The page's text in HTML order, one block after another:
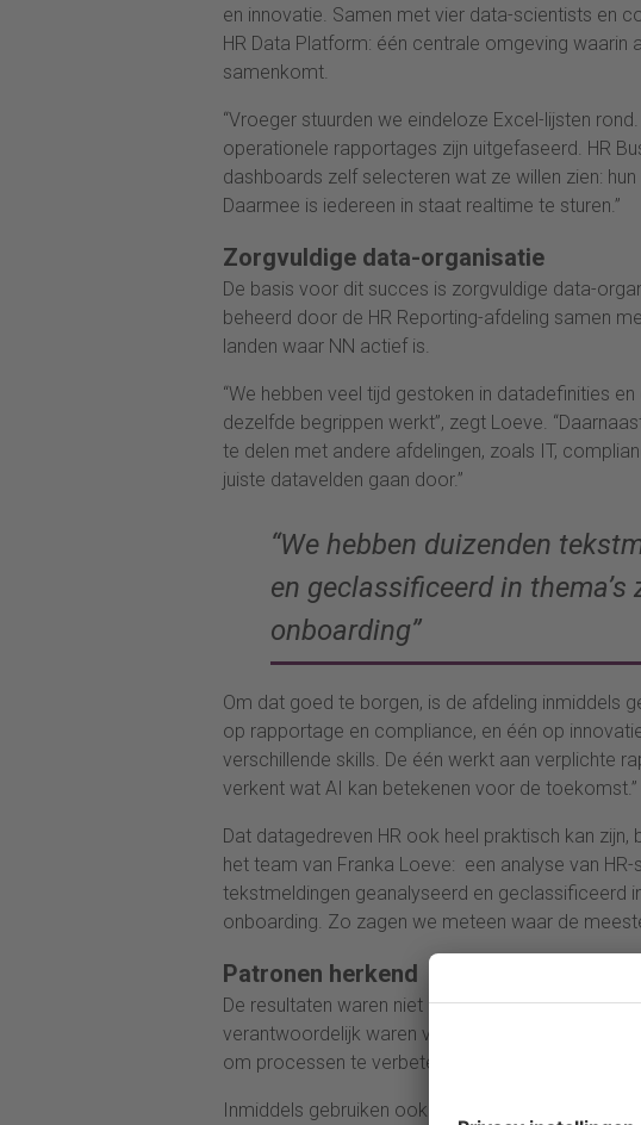
en innovatie. Samen met vier data-scientists en
HR Data Platform: één centrale omgeving waarin
samenkomt.
“Vroeger stuurden we eindeloze Excel-lijsten
operationele rapportages zijn uitgefaseerd. HR
dashboards zelf selecteren wat ze willen zien:
Daarmee is iedereen in staat realtime te sturen.”
Zorgvuldige data-organisatie
De basis voor dit succes is zorgvuldige data-
beheerd door de HR Reporting-afdeling samen
landen waar NN actief is.
“We hebben veel tijd gestoken in datadefinities
dezelfde begrippen werkt”, zegt Loeve.
te delen met andere afdelingen, zoals IT,
juiste datavelden gaan door.”
“We hebben duizenden
en geclassificeerd in
onboarding”
Om dat goed te borgen, is de afdeling inmiddels
op rapportage en compliance, en één op
verschillende skills. De één werkt aan verplichte
verkent wat AI kan betekenen voor de toekomst.”
Dat datagedreven HR ook heel praktisch kan
het team van Franka Loeve: een analyse van
tekstmeldingen geanalyseerd en geclassificeerd
onboarding. Zo zagen we meteen waar de
Patronen herkend
De resultaten waren niet alleen interessant, maar
verantwoordelijk waren voor HR Services
om processen te verbeteren. Een jaar later
Inmiddels gebruiken ook de vestigingen in